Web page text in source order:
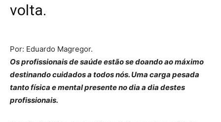
volta.
Por: Eduardo Magregor.
Os profissionais de saúde estão se doando ao máximo
destinando cuidados a todos nós. Uma carga pesada
tanto física e mental presente no dia a dia destes
profissionais.